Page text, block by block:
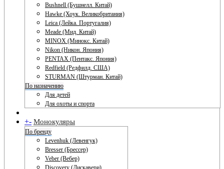
Bushnell (Бушнелл. Китай)
Hawke (Хоук. Великобритания)
Leica (Лейка. Португалия)
Meade (Мид. Китай)
MINOX (Минокс. Китай)
Nikon (Никон. Япония)
PENTAX (Пентакс. Япония)
Redfield (Редфилд. США)
STURMAN (Штурман. Китай)
По назначению
Для детей
Для охоты и спорта
+- Монокуляры
По бренду
Levenhuk (Левенгук)
Bresser (Брессер)
Veber (Вебер)
Discovery (Дискавери)